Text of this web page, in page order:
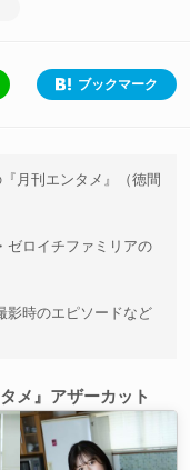
ブックマーク
月刊エンタメ』（徳間
ゼロイチファミリアの
影時のエピソードなど
メ』アザーカット